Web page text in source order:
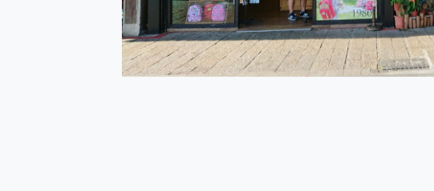
多個願望一次滿足 超強散熱 微星 MSI
一吸完美對位 擁有超強吸力與超好用
OPPO 哈蘇 300mm 專業增距鏡實測：
Motorola edge 70 pro 及 moto g37